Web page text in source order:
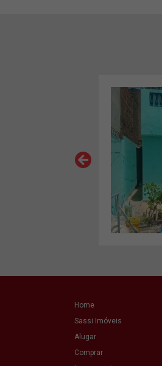
Home
Sassi Imóveis
Alugar
Comprar